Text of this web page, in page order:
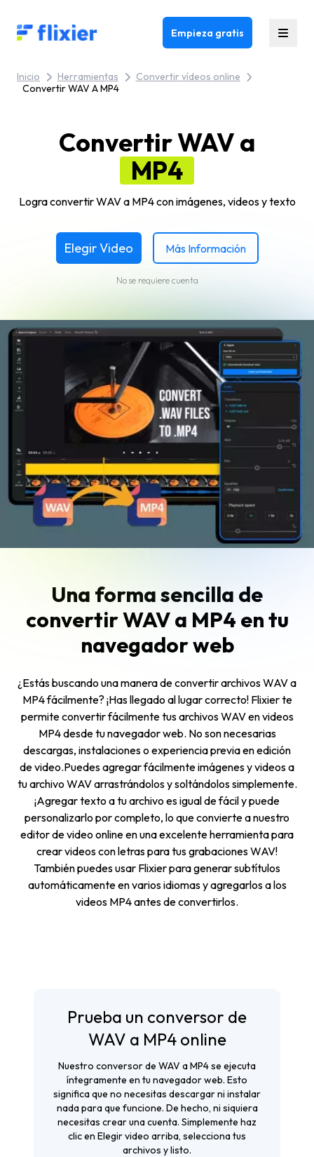
Flixier logo - Home Empieza gratis
Inicio Herramientas
Convertir vídeos online
Convertir WAV A MP4
Convertir WAV a
MP4
Logra convertir WAV a MP4 con imágenes, videos y texto
Elegir Video Más Información
No se requiere cuenta
Una forma sencilla de
convertir WAV a MP4 en tu
navegador web
¿Estás buscando una manera de convertir archivos WAV a
MP4 fácilmente? ¡Has llegado al lugar correcto! Flixier te
permite convertir fácilmente tus archivos WAV en videos
MP4 desde tu navegador web. No son necesarias
descargas, instalaciones o experiencia previa en edición
de video.Puedes agregar fácilmente imágenes y videos a
tu archivo WAV arrastrándolos y soltándolos simplemente.
¡Agregar texto a tu archivo es igual de fácil y puede
personalizarlo por completo, lo que convierte a nuestro
editor de video online en una excelente herramienta para
crear videos con letras para tus grabaciones WAV!
También puedes usar Flixier para generar subtítulos
automáticamente en varios idiomas y agregarlos a los
videos MP4 antes de convertirlos.
Prueba un conversor de
WAV a MP4 online
Nuestro conversor de WAV a MP4 se ejecuta
íntegramente en tu navegador web. Esto
significa que no necesitas descargar ni instalar
nada para que funcione. De hecho, ni siquiera
necesitas crear una cuenta. Simplemente haz
clic en Elegir video arriba, selecciona tus
archivos y listo.